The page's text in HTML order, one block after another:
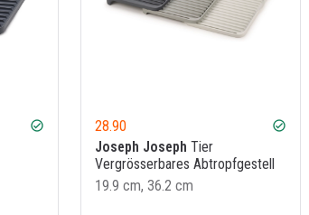
check_circle 28.90 check_circle
Joseph Joseph Tier
Vergrösserbares Abtropfgestell
19.9 cm, 36.2 cm